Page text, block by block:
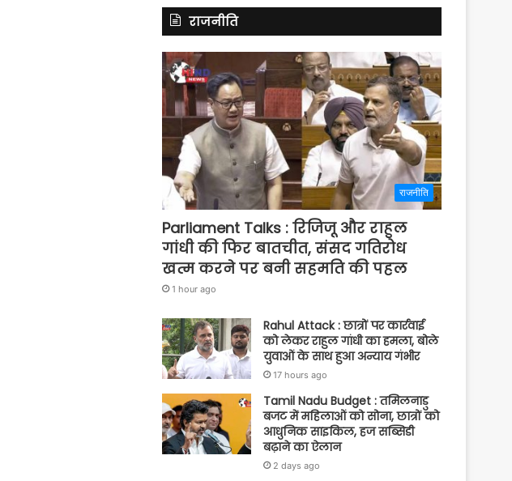
राजनीति
राजनीति
Parliament Talks : रिजिजू और राहुल
गांधी की फिर बातचीत, संसद गतिरोध
खत्म करने पर बनी सहमति की पहल
1 hour ago
Rahul Attack : छात्रों पर कार्रवाई
को लेकर राहुल गांधी का हमला, बोले
युवाओं के साथ हुआ अन्याय गंभीर
17 hours ago
Tamil Nadu Budget : तमिलनाडु
बजट में महिलाओं को सोना, छात्रों को
आधुनिक साइकिल, हज सब्सिडी
बढ़ाने का ऐलान
2 days ago